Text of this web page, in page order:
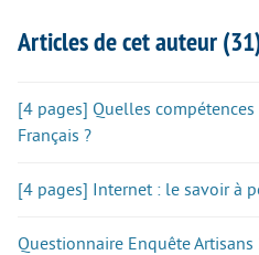
Articles de cet auteur
[4 pages] Quelles
Français ?
[4 pages] Internet : le savoir à
Questionnaire Enquête Artisans